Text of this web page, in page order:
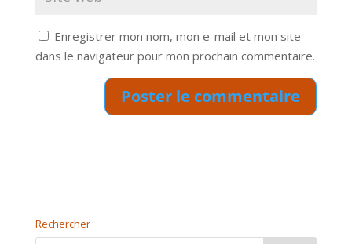
Enregistrer mon nom, mon e-mail et mon site
dans le navigateur pour mon prochain commentaire.
Rechercher